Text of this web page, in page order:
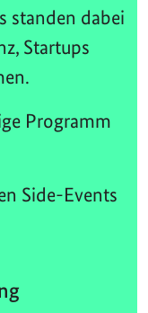
standen dabei
Startups
Programm
Side-Events